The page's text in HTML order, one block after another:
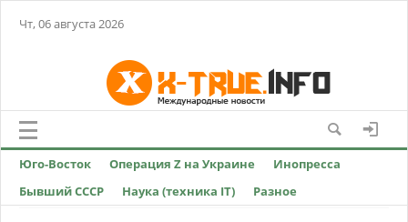
Чт, 06 августа 2026
Юго-Восток Операция Z на Украине
Инопресса
Бывший СССР
Наука (техника IT) Разное